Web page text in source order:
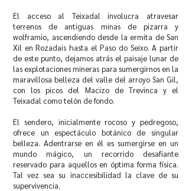
El acceso al Teixadal involucra atravesar
terrenos de antiguas minas de pizarra y
wolframio, ascendiendo desde la ermita de San
Xil en Rozadais hasta el Paso do Seixo. A partir
de este punto, dejamos atrás el paisaje lunar de
las explotaciones mineras para sumergirnos en la
maravillosa belleza del valle del arroyo San Gil,
con los picos del Macizo de Trevinca y el
Teixadal como telón de fondo.
El sendero, inicialmente rocoso y pedregoso,
ofrece un espectáculo botánico de singular
belleza. Adentrarse en él es sumergirse en un
mundo mágico, un recorrido desafiante
reservado para aquellos en óptima forma física.
Tal vez sea su inaccesibilidad la clave de su
supervivencia.